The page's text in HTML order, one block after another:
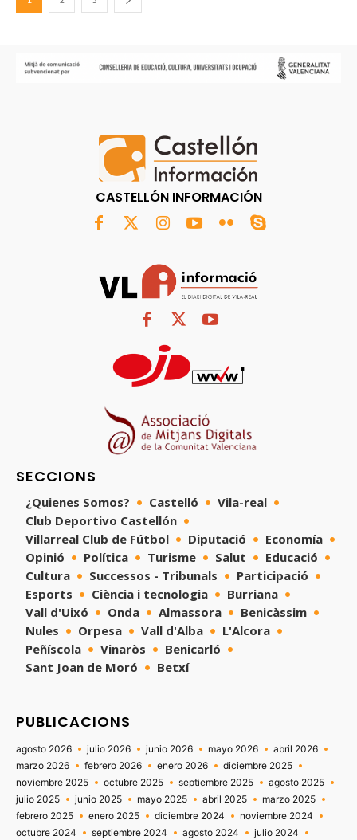
CASTELLÓN INFORMACIÓN
SECCIONS
¿Quienes Somos? Castelló
Vila-real
Club Deportivo Castellón
Villarreal Club de Fútbol
Diputació
Economía
Opinió
Política Turisme Salut
Educació
Cultura
Successos - Tribunals
Participació
Esports
Ciència i tecnologia
Burriana
Vall d'Uixó
Onda Almassora
Benicàssim
Nules
Orpesa Vall d'Alba
L'Alcora
Peñíscola
Vinaròs
Benicarló
Sant Joan de Moró
Betxí
PUBLICACIONS
agosto 2026 julio 2026 junio 2026 mayo 2026
abril 2026
marzo 2026
febrero 2026 enero 2026
diciembre 2025
noviembre 2025
octubre 2025 septiembre 2025
agosto 2025
julio 2025
junio 2025 mayo 2025 abril 2025
marzo 2025
febrero 2025
enero 2025 diciembre 2024
noviembre 2024
octubre 2024
septiembre 2024 agosto 2024
julio 2024